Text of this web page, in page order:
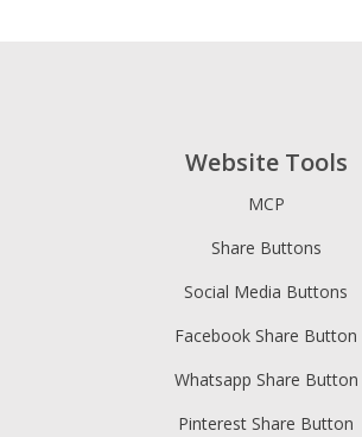
Website Tools
MCP
Share Buttons
Social Media Buttons
Facebook Share Button
Whatsapp Share Button
Pinterest Share Button